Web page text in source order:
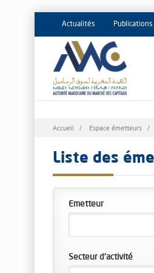
Actualités Publications
Fil
Accueil Espace émetteurs
Liste des
Emetteur
Secteur d'activité